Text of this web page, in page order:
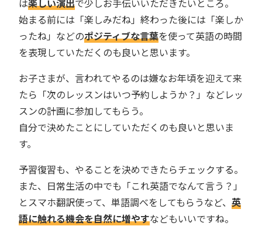
は楽しい演出で少しお手伝いいただきたいところ。
始まる前には「楽しみだね」終わった後には「楽しか
ったね」などのポジティブな言葉を使って英語の時間
を表現していただくのも良いと思います。
お子さまが、言われてやるのは嫌なお年頃を迎えて来
たら「次のレッスンはいつ予約しようか？」などレッ
スンの計画に参加してもらう。
自分で決めたことにしていただくのも良いと思いま
す。
予習復習も、やることを決めできたらチェックする。
また、日常生活の中でも「これ英語でなんて言う？」
とスマホ翻訳使って、単語調べをしてもらうなど、 英
語に触れる機会を自然に増やすなどもいいですね。